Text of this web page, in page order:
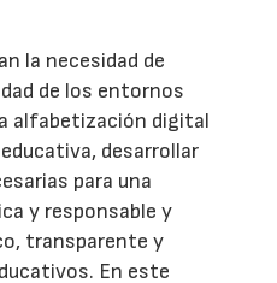
la necesidad de
de los entornos
alfabetización digital
desarrollar
para una
y responsable y
transparente y
En este